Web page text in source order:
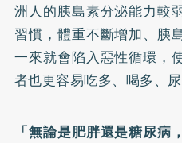
洲人的胰島素分泌能力較
習慣，體重不斷增加、胰
一來就會陷入惡性循環，
者也更容易吃多、喝多、尿
「無論是肥胖還是糖尿病